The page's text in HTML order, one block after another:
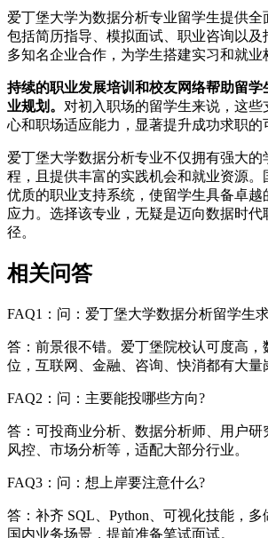
爱丁堡大学为数据分析专业留学生提供全
包括简历指导、模拟面试、职业咨询以及
多知名企业合作，为学生搭建实习和就业
持续的职业发展培训和校友网络帮助留学
业规划。 对初入职场的留学生来说，这
心和职场适应能力，显著提升成功求职的
爱丁堡大学数据分析专业不仅拥有强大的
程，且提供丰富的实践机会和就业资源。
优质的职业支持系统，使留学生具备卓越
应力。选择该专业，无疑是迈向数据时代
径。
相关问答
FAQ1：问：爱丁堡大学数据分析留学生
答：前景很不错。爱丁堡院校认可度高，
位，互联网、金融、咨询、快消都有大量
FAQ2：问：主要能投哪些方向?
答：可投商业分析、数据分析师、用户研
风控、市场分析等，适配大部分行业。
FAQ3：问：想上岸要注意什么?
答：补齐 SQL、Python、可视化技能，
国内业务场景，提前准备笔试面试。